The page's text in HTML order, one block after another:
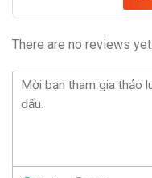
There are no reviews yet.